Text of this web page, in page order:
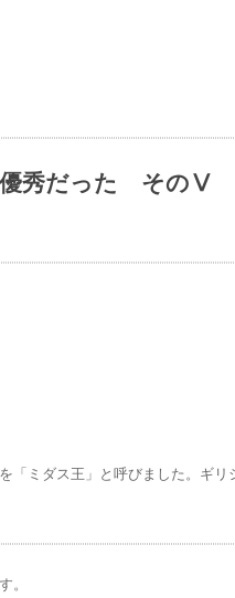
優秀だった そのⅤ
「ミダス王」と呼びました。ギリ
。